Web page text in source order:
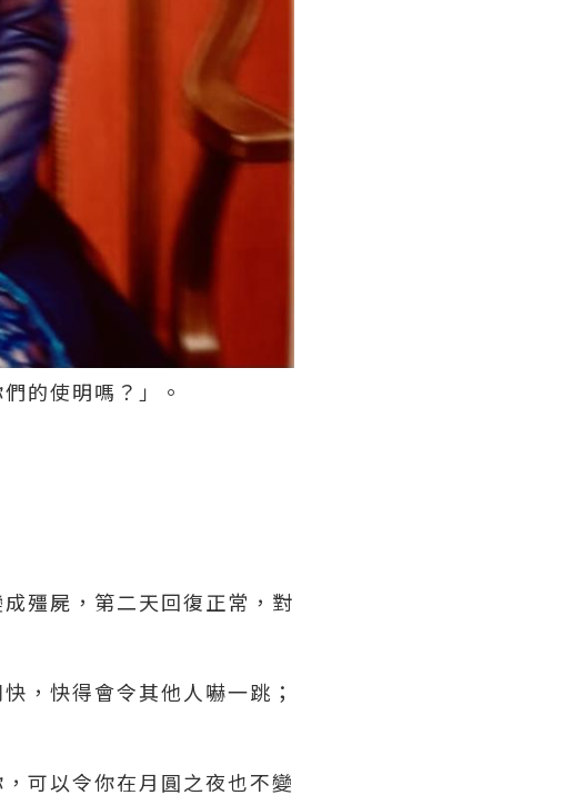
的使明嗎？」。
殭屍，第二天回復正常，對
，快得會令其他人嚇一跳；
可以令你在月圓之夜也不變